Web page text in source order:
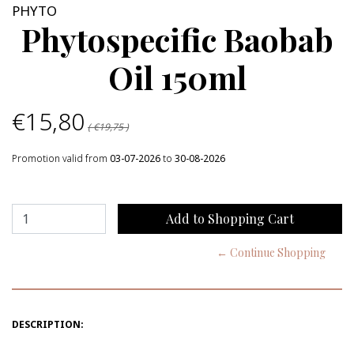
PHYTO
Phytospecific Baobab
Oil 150ml
€15,80 ( €19,75 )
Promotion valid from 03-07-2026to 30-08-2026
← Continue Shopping
DESCRIPTION: